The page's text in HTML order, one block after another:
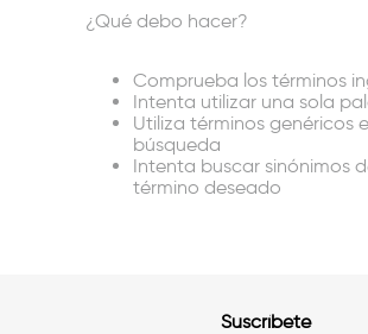
¿Qué debo hacer?
Comprueba los términos
Intenta utilizar una sola
Utiliza términos genéricos
búsqueda
Intenta buscar sinónimos
término deseado
Suscríbete
brochas